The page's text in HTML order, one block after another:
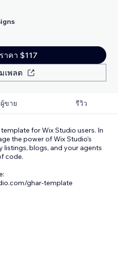
าคา $117
เพลต
ผู้ขาย รีวิว
for Wix Studio users. In
the power of Wix Studio's
blogs, and your agents
code.
ghar-template